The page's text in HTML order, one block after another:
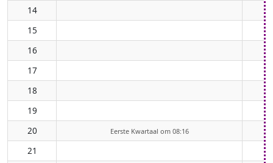
14
15
16
17
18
19
20
Eerste Kwartaal om 08:16
21